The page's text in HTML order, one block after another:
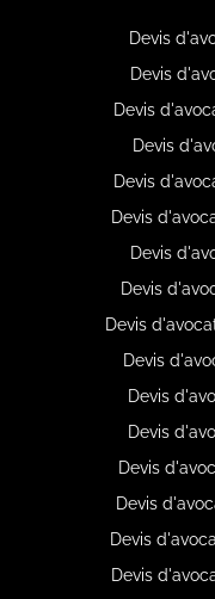
Devis
Devis
Devis
Devis
Devis
Devis
Devis
Devis
Devis
Devis
Devis
Devis
Devis
Devis
Devis
Devis